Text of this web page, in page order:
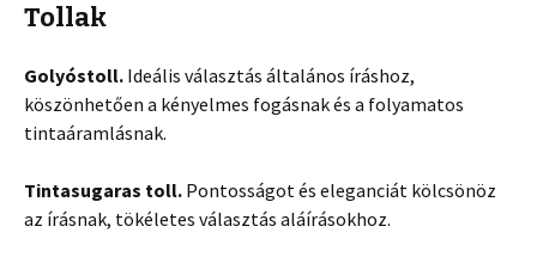
Tollak
Golyóstoll. Ideális választás általános íráshoz,
köszönhetően a kényelmes fogásnak és a folyamatos
tintaáramlásnak.
Tintasugaras toll. Pontosságot és eleganciát kölcsönöz
az írásnak, tökéletes választás aláírásokhoz.